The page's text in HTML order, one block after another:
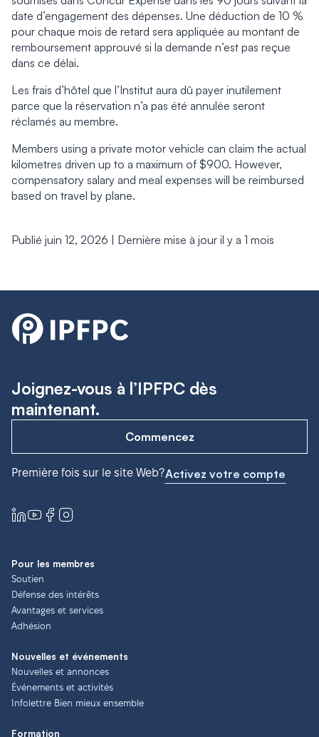
date d’engagement des dépenses. Une déduction de 10 %
pour chaque mois de retard sera appliquée au montant de
remboursement approuvé si la demande n’est pas reçue
dans ce délai.
Les frais d’hôtel que l’Institut aura dû payer inutilement
parce que la réservation n’a pas été annulée seront
réclamés au membre.
Members using a private motor vehicle can claim the actual
kilometres driven up to a maximum of $900. However,
compensatory salary and meal expenses will be reimbursed
based on travel by plane.
Publié juin 12, 2026 | Dernière mise à jour il y a 1 mois
Joignez-vous à l’IPFPC dès
maintenant.
Commencez
Première fois sur le site Web?Activez votre compte
Pour les membres
Soutien
Défense des intérêts
Avantages et services
Adhésion
Nouvelles et événements
Nouvelles et annonces
Événements et activités
Infolettre Bien mieux ensemble
Formation